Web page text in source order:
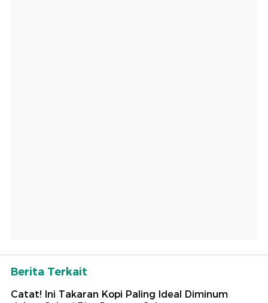
Berita Terkait
Catat! Ini Takaran Kopi Paling Ideal Diminum